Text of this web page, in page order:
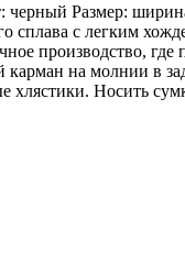
черный Размер:
с легким
производство,
на молнии в
Носить